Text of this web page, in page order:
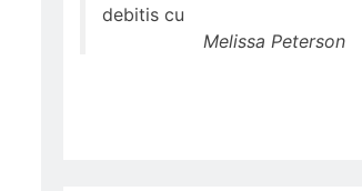
debitis cu
Melissa Peterson